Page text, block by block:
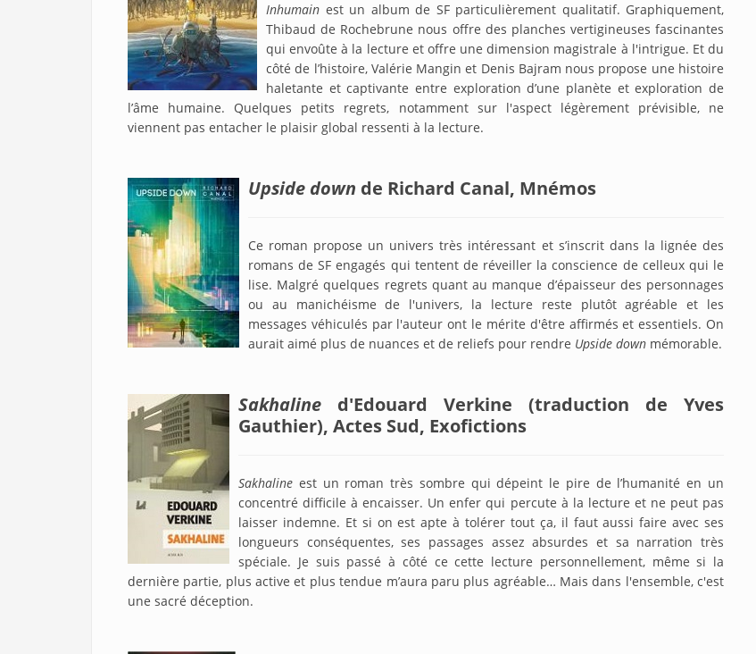
Inhumain est un album de SF particulièrement qualitatif. Graphiquement,
Thibaud de Rochebrune nous offre des planches vertigineuses fascinantes
qui envoûte à la lecture et offre une dimension magistrale à l'intrigue. Et du
côté de l’histoire, Valérie Mangin et Denis Bajram nous propose une histoire
haletante et captivante entre exploration d’une planète et exploration de
l’âme humaine. Quelques petits regrets, notamment sur l'aspect légèrement prévisible, ne
viennent pas entacher le plaisir global ressenti à la lecture.
Upside down de Richard Canal, Mnémos
Ce roman propose un univers très intéressant et s’inscrit dans la lignée des
romans de SF engagés qui tentent de réveiller la conscience de celleux qui le
lise. Malgré quelques regrets quant au manque d’épaisseur des personnages
ou au manichéisme de l'univers, la lecture reste plutôt agréable et les
messages véhiculés par l'auteur ont le mérite d'être affirmés et essentiels. On
aurait aimé plus de nuances et de reliefs pour rendre Upside down mémorable.
Sakhaline
d'Edouard Verkine (traduction de Yves
Gauthier), Actes Sud, Exofictions
Sakhaline est un roman très sombre qui dépeint le pire de l’humanité en un
concentré difficile à encaisser. Un enfer qui percute à la lecture et ne peut pas
laisser indemne. Et si on est apte à tolérer tout ça, il faut aussi faire avec ses
longueurs conséquentes, ses passages assez absurdes et sa narration très
spéciale. Je suis passé à côté ce cette lecture personnellement, même si la
dernière partie, plus active et plus tendue m’aura paru plus agréable… Mais dans l'ensemble, c'est
une sacré déception.